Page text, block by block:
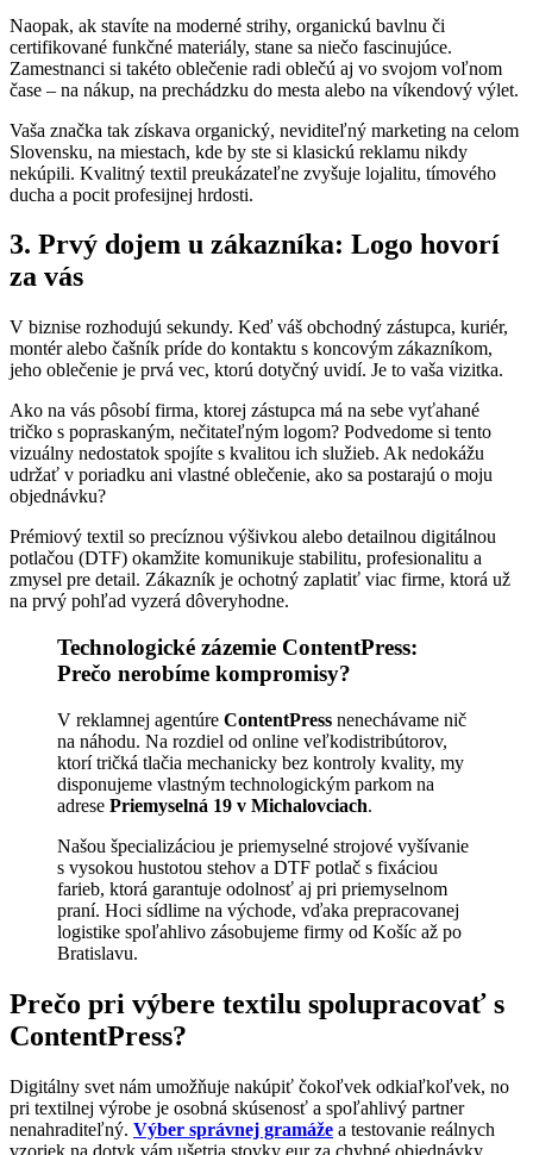
Naopak, ak stavíte na moderné strihy, organickú bavlnu či
certifikované funkčné materiály, stane sa niečo fascinujúce.
Zamestnanci si takéto oblečenie radi oblečú aj vo svojom voľnom
čase – na nákup, na prechádzku do mesta alebo na víkendový výlet.
Vaša značka tak získava organický, neviditeľný marketing na celom
Slovensku, na miestach, kde by ste si klasickú reklamu nikdy
nekúpili. Kvalitný textil preukázateľne zvyšuje lojalitu, tímového
ducha a pocit profesijnej hrdosti.
3. Prvý dojem u zákazníka: Logo hovorí
za vás
V biznise rozhodujú sekundy. Keď váš obchodný zástupca, kuriér,
montér alebo čašník príde do kontaktu s koncovým zákazníkom,
jeho oblečenie je prvá vec, ktorú dotyčný uvidí. Je to vaša vizitka.
Ako na vás pôsobí firma, ktorej zástupca má na sebe vyťahané
tričko s popraskaným, nečitateľným logom? Podvedome si tento
vizuálny nedostatok spojíte s kvalitou ich služieb. Ak nedokážu
udržať v poriadku ani vlastné oblečenie, ako sa postarajú o moju
objednávku?
Prémiový textil so precíznou výšivkou alebo detailnou digitálnou
potlačou (DTF) okamžite komunikuje stabilitu, profesionalitu a
zmysel pre detail. Zákazník je ochotný zaplatiť viac firme, ktorá už
na prvý pohľad vyzerá dôveryhodne.
Technologické zázemie ContentPress:
Prečo nerobíme kompromisy?
V reklamnej agentúre ContentPress nenechávame nič
na náhodu. Na rozdiel od online veľkodistribútorov,
ktorí tričká tlačia mechanicky bez kontroly kvality, my
disponujeme vlastným technologickým parkom na
adrese Priemyselná 19 v Michalovciach.
Našou špecializáciou je priemyselné strojové vyšívanie
s vysokou hustotou stehov a DTF potlač s fixáciou
farieb, ktorá garantuje odolnosť aj pri priemyselnom
praní. Hoci sídlime na východe, vďaka prepracovanej
logistike spoľahlivo zásobujeme firmy od Košíc až po
Bratislavu.
Prečo pri výbere textilu spolupracovať s
ContentPress?
Digitálny svet nám umožňuje nakúpiť čokoľvek odkiaľkoľvek, no
pri textilnej výrobe je osobná skúsenosť a spoľahlivý partner
nenahraditeľný. Výber správnej gramáže a testovanie reálnych
vzoriek na dotyk vám ušetria stovky eur za chybné objednávky.